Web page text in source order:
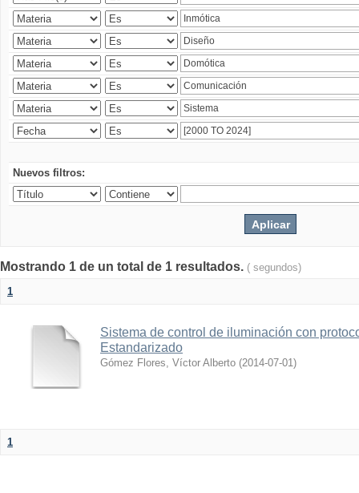
Nuevos filtros:
Mostrando 1 de un total de 1 resultados. ( segundos)
1
Sistema de control de iluminación con
Estandarizado
Gómez Flores, Víctor Alberto (2014-07-01)
1